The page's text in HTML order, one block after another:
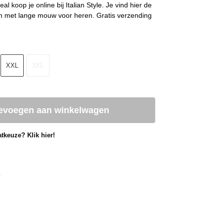
koop je online bij Italian Style. Je vind hier de
met lange mouw voor heren. Gratis verzending
XXL
aan winkelwagen
Klik hier!